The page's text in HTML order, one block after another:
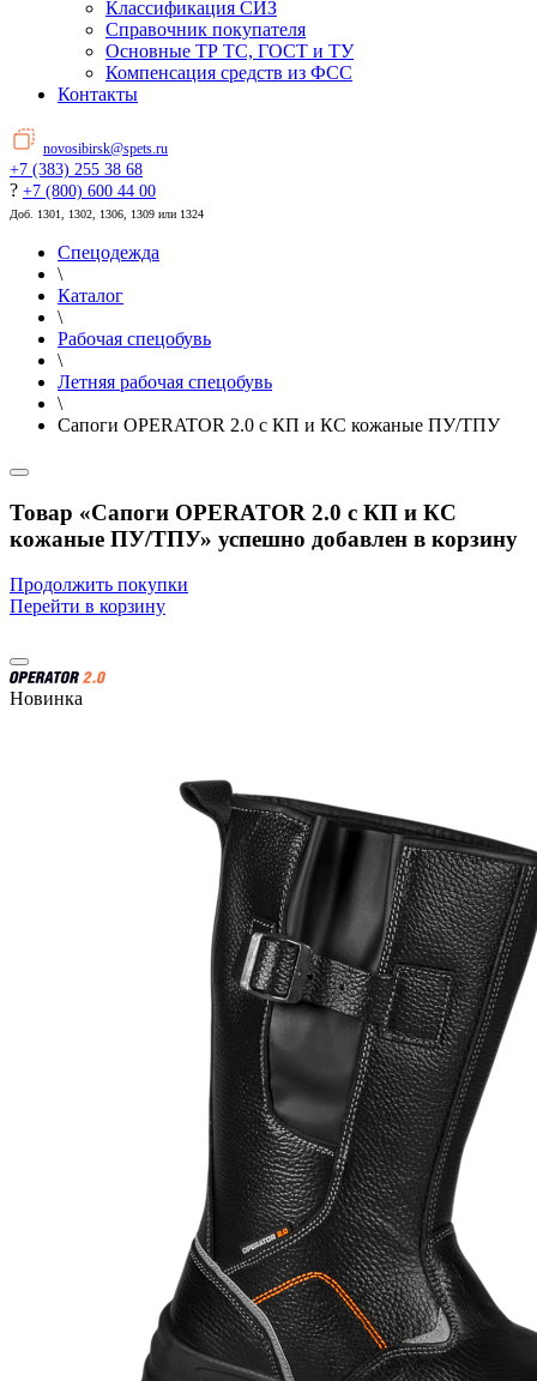
Классификация СИЗ
Справочник покупателя
Основные ТР ТС, ГОСТ и ТУ
Компенсация средств из ФСС
Контакты
novosibirsk@spets.ru
+7 (383) 255 38 68
? +7 (800) 600 44 00
Доб. 1301, 1302, 1306, 1309 или 1324
Спецодежда
\
Каталог
\
Рабочая спецобувь
\
Летняя рабочая спецобувь
\
Сапоги OPERATOR 2.0 с КП и КС кожаные ПУ/ТПУ
Товар «Сапоги OPERATOR 2.0 с КП и КС
кожаные ПУ/ТПУ» успешно добавлен в корзину
Продолжить покупки
Перейти в корзину
Новинка